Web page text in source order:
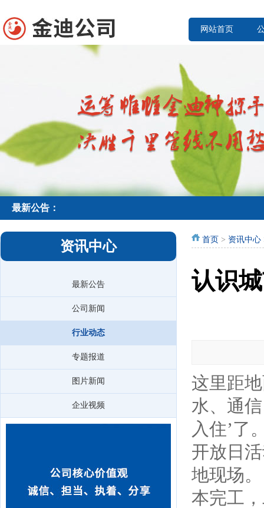
网站首页
最新公告：
资讯中心
最新公告
公司新闻
行业动态
专题报道
图片新闻
企业视频
首页 > 资讯中心
认识
这里距
水、通
入住’了
开放日
地现场
本完工